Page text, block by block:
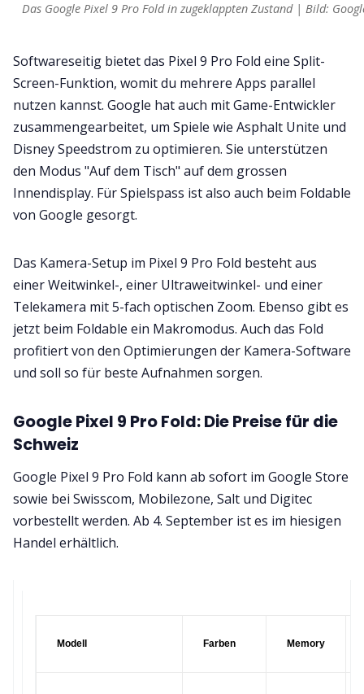
Das Google Pixel 9 Pro Fold in zugeklappten Zustand | Bild:
Softwareseitig bietet das Pixel 9 Pro Fold eine Split-
Screen-Funktion, womit du mehrere Apps parallel
nutzen kannst. Google hat auch mit Game-Entwickler
zusammengearbeitet, um Spiele wie Asphalt Unite und
Disney Speedstrom zu optimieren. Sie unterstützen
den Modus "Auf dem Tisch" auf dem grossen
Innendisplay. Für Spielspass ist also auch beim Foldable
von Google gesorgt.
Das Kamera-Setup im Pixel 9 Pro Fold besteht aus
einer Weitwinkel-, einer Ultraweitwinkel- und einer
Telekamera mit 5-fach optischen Zoom. Ebenso gibt es
jetzt beim Foldable ein Makromodus. Auch das Fold
profitiert von den Optimierungen der Kamera-Software
und soll so für beste Aufnahmen sorgen.
Google Pixel 9 Pro Fold: Die Preise für die
Schweiz
Google Pixel 9 Pro Fold kann ab sofort im Google Store
sowie bei Swisscom, Mobilezone, Salt und Digitec
vorbestellt werden. Ab 4. September ist es im hiesigen
Handel erhältlich.
Modell Farben Memory